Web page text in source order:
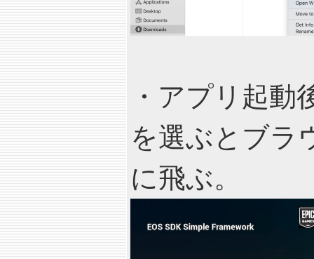
・アプリ起動
を選ぶとブラ
に飛ぶ。